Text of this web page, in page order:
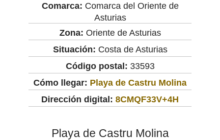
Comarca: Comarca del Oriente de
Asturias
Zona: Oriente de Asturias
Situación: Costa de Asturias
Código postal: 33593
Cómo llegar: Playa de Castru Molina
Dirección digital: 8CMQF33V+4H
Playa de Castru Molina